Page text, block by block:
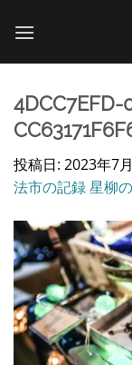
投稿日: 2023年7
法市の記録 星柳